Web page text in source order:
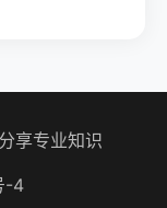
享专业知识
-4